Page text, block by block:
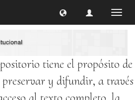
tiene el propósito de
y difundir, a través